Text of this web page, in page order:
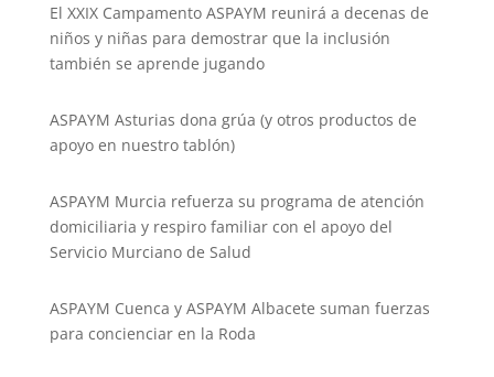
El XXIX Campamento ASPAYM reunirá a decenas de
niños y niñas para demostrar que la inclusión
también se aprende jugando
ASPAYM Asturias dona grúa (y otros productos de
apoyo en nuestro tablón)
ASPAYM Murcia refuerza su programa de atención
domiciliaria y respiro familiar con el apoyo del
Servicio Murciano de Salud
ASPAYM Cuenca y ASPAYM Albacete suman fuerzas
para concienciar en la Roda